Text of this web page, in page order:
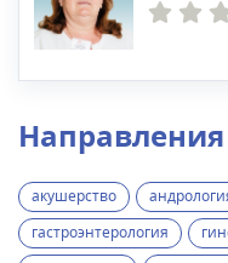
Направления
акушерство
гастроэнтерология